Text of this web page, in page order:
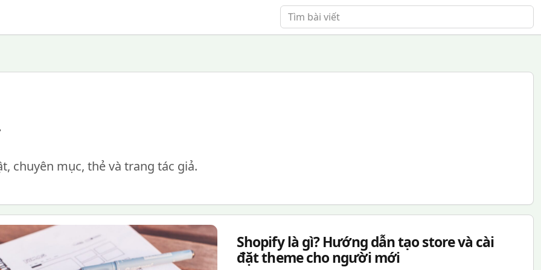
Tìm bài viết
chuyên mục, thẻ và trang tác giả.
Shopify là gì? Hướng dẫn tạo store và cài
đặt theme cho người mới